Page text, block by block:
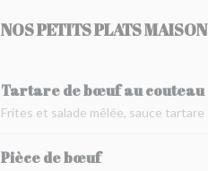
NOS PETITS PLATS MAISON
Tartare de bœuf au couteau
Frites et salade mêlée, sauce tartare
Pièce de bœuf